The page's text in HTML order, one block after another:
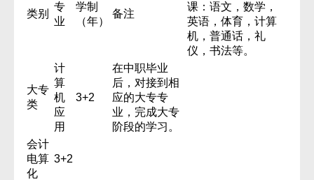
类别
专
业
学制
（年）
备注
课：语文，数学，
英语，体育，计算
机，普通话，礼
仪，书法等。
大专
类
计
算
机
应
用
3+2
在中职毕业
后，对接到相
应的大专专
业，完成大专
阶段的学习。
会计
电算
化
3+2